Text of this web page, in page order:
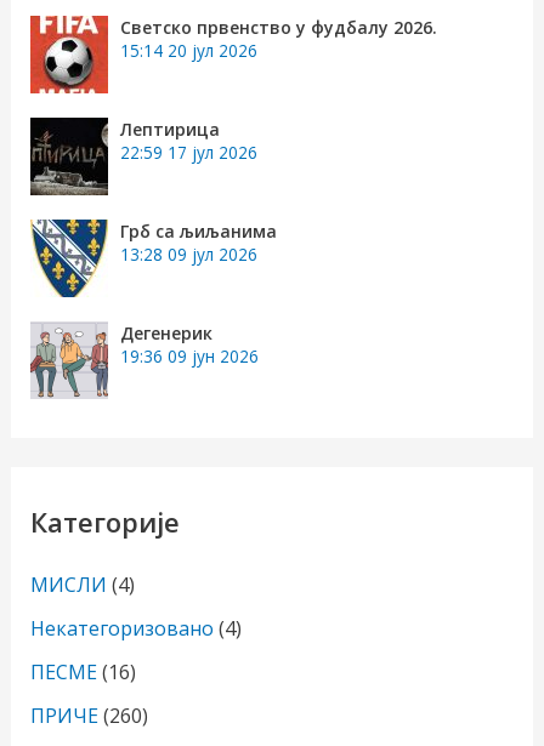
з
:
Светско првенство у фудбалу 2026.
15:14 20 јул 2026
Лептирица
22:59 17 јул 2026
Грб са љиљанима
13:28 09 јул 2026
Дегенерик
19:36 09 јун 2026
Категорије
МИСЛИ (4)
Некатегоризовано (4)
ПЕСМЕ(16)
ПРИЧЕ(260)